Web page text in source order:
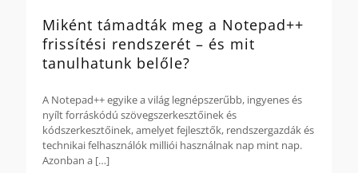
Miként támadták meg a Notepad++
frissítési rendszerét – és mit
tanulhatunk belőle?
A Notepad++ egyike a világ legnépszerűbb, ingyenes és
nyílt forráskódú szövegszerkesztőinek és
kódszerkesztőinek, amelyet fejlesztők, rendszergazdák és
technikai felhasználók milliói használnak nap mint nap.
Azonban a […]